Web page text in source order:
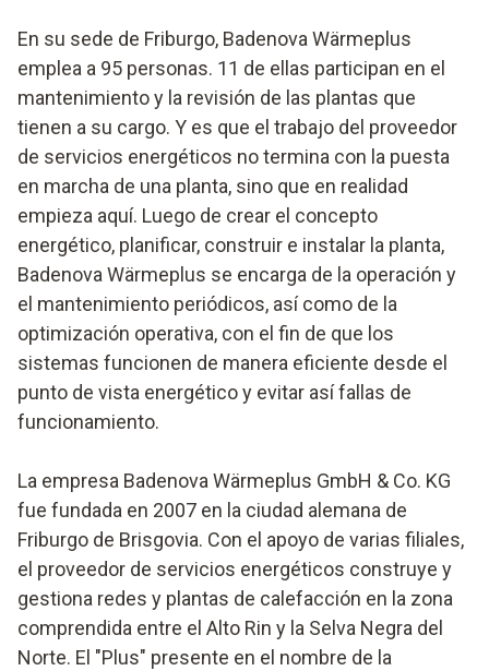
En su sede de Friburgo, Badenova Wärmeplus
emplea a 95 personas. 11 de ellas participan en el
mantenimiento y la revisión de las plantas que
tienen a su cargo. Y es que el trabajo del proveedor
de servicios energéticos no termina con la puesta
en marcha de una planta, sino que en realidad
empieza aquí. Luego de crear el concepto
energético, planificar, construir e instalar la planta,
Badenova Wärmeplus se encarga de la operación y
el mantenimiento periódicos, así como de la
optimización operativa, con el fin de que los
sistemas funcionen de manera eficiente desde el
punto de vista energético y evitar así fallas de
funcionamiento.
La empresa Badenova Wärmeplus GmbH & Co. KG
fue fundada en 2007 en la ciudad alemana de
Friburgo de Brisgovia. Con el apoyo de varias filiales,
el proveedor de servicios energéticos construye y
gestiona redes y plantas de calefacción en la zona
comprendida entre el Alto Rin y la Selva Negra del
Norte. El "Plus" presente en el nombre de la